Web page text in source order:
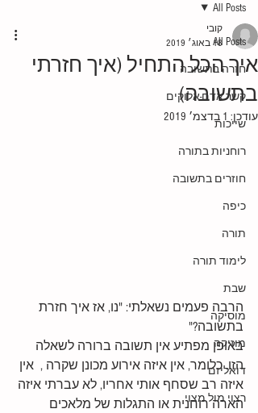
All Posts
חזרה בתשובה
קשר אדם-אלוקים
שייכות
רוחניות בתורה
חוזרים בתשובה
כיפה
תורה
לימוד תורה
שבת
מוסיקה
מוזיקה
דואליזם
רצוי מול מצוי
All Posts
איך הכל התחיל (איך חזרתי
בתשובה)
קובי
18 באוג׳ 2019
עודכן: 1 בדצמ׳ 2019
הרבה פעמים נשאלתי: "נו, אז איך חזרת
בתשובה?"
באופן מפתיע אין תשובה ברורה לשאלה
הזו. כלומר, אין איזה אירוע מכונן שקרה ,  אין
איזה רב שסחף אותי אחריו, לא עברתי איזה
הארה רוחנית או התגלות של מלאכים